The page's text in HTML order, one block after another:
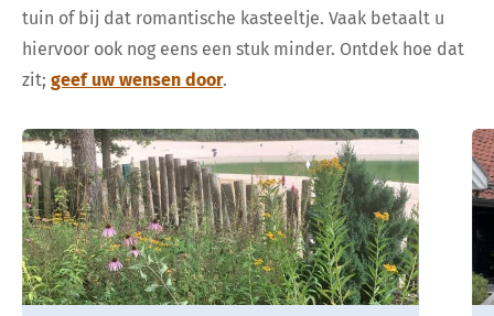
tuin of bij dat romantische kasteeltje. Vaak betaalt u
hiervoor ook nog eens een stuk minder. Ontdek hoe dat
zit; geef uw wensen door.